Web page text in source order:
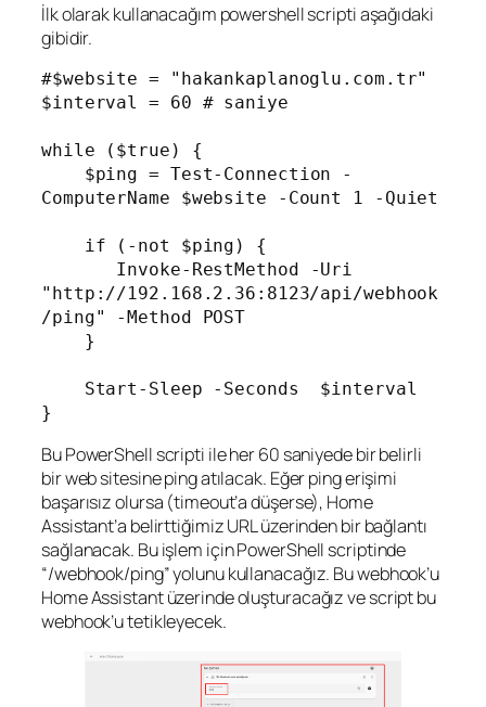
İlk olarak kullanacağım powershell scripti aşağıdaki
gibidir.
#$website = "hakankaplanoglu.com.tr"
$interval = 60 # saniye
while ($true) {
ComputerName $website -Count 1 -Quiet
"http://192.168.2.36:8123/api/webhook
/ping" -Method POST
Bu PowerShell scripti ile her 60 saniyede bir belirli
bir web sitesine ping atılacak. Eğer ping erişimi
başarısız olursa (timeout’a düşerse), Home
Assistant’a belirttiğimiz URL üzerinden bir bağlantı
sağlanacak. Bu işlem için PowerShell scriptinde
“/webhook/ping” yolunu kullanacağız. Bu webhook’u
Home Assistant üzerinde oluşturacağız ve script bu
webhook’u tetikleyecek.